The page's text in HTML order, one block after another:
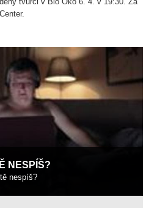
NESPÍŠ?
nespíš?